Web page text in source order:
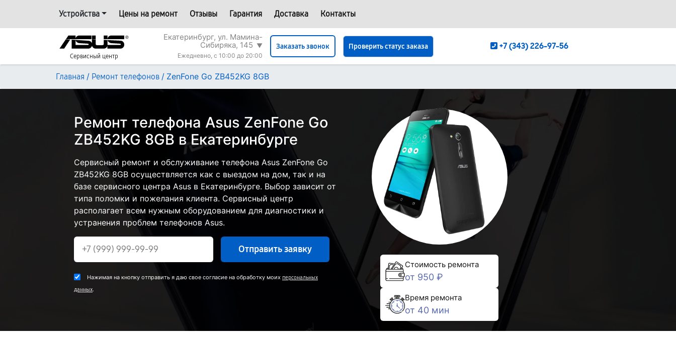
Устройства Цены на ремонт Отзывы Гарантия Доставка Контакты
Сервисный центр
Екатеринбург, ул. Мамина-
Сибиряка, 145 ▼
Ежедневно, с 10:00 до 20:00
Заказать звонок Проверить статус заказа +7 (343) 226-97-56
Главная / Ремонт телефонов / ZenFone Go ZB452KG 8GB
Ремонт телефона Asus ZenFone Go
ZB452KG 8GB в Екатеринбурге
Сервисный ремонт и обслуживание телефона Asus ZenFone Go
ZB452KG 8GB осуществляется как с выездом на дом, так и на
базе сервисного центра Asus в Екатеринбурге. Выбор зависит от
типа поломки и пожелания клиента. Сервисный центр
располагает всем нужным оборудованием для диагностики и
устранения проблем телефонов Asus.
Отправить заявку
Нажимая на кнопку отправить я даю свое согласие на обработку моих персональных
данных.
Стоимость ремонта
от 950 ₽
Время ремонта
от 40 мин